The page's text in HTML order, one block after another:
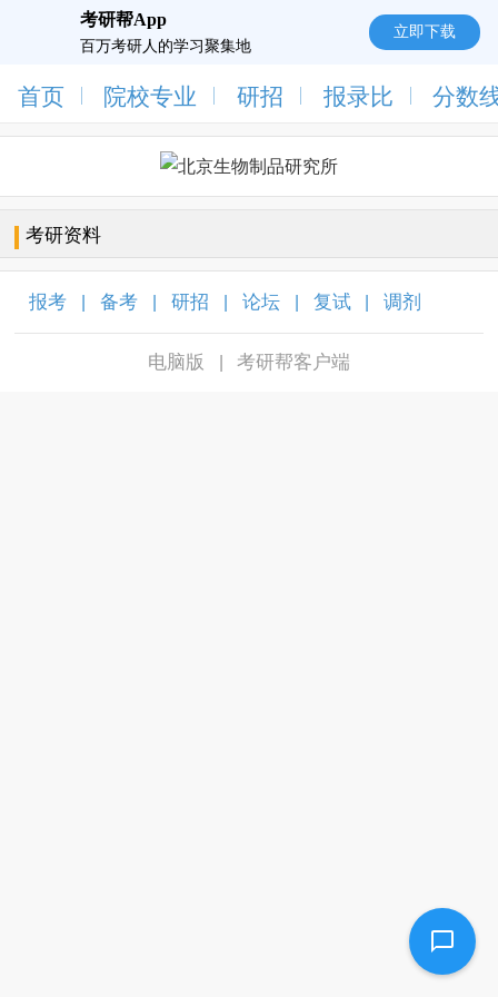
考研帮App
百万考研人的学习聚集地
立即下载
首页 院校专业 研招 报录比 分数
考研资料
报考 备考 研招 论坛 复试 调剂
电脑版 考研帮客户端